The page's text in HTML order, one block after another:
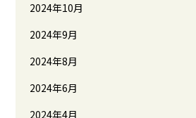
2024年10月
2024年9月
2024年8月
2024年6月
2024年4月